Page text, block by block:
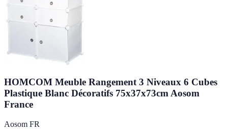
HOMCOM Meuble Rangement 3 Niveaux 6 Cubes
Plastique Blanc Décoratifs 75x37x73cm Aosom
France
Aosom FR